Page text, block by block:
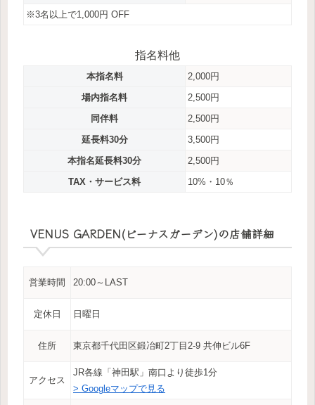
※3名以上で1,000円 OFF
指名料他
本指名料
2,000円
場内指名料
2,500円
同伴料
2,500円
延長料30分
3,500円
本指名延長料30分
2,500円
TAX・サービス料
10%・10％
VENUS GARDEN(ビーナスガーデン)の店舗詳細
営業時間 20:00～LAST
定休日 日曜日
住所 東京都千代田区鍛冶町2丁目2-9 共伸ビル6F
アクセス
JR各線「神田駅」南口より徒歩1分
> Googleマップで見る